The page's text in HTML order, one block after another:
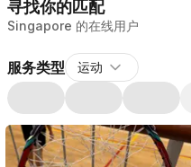
寻找你的匹配
Singapore 的在线用户
服务类型 运动